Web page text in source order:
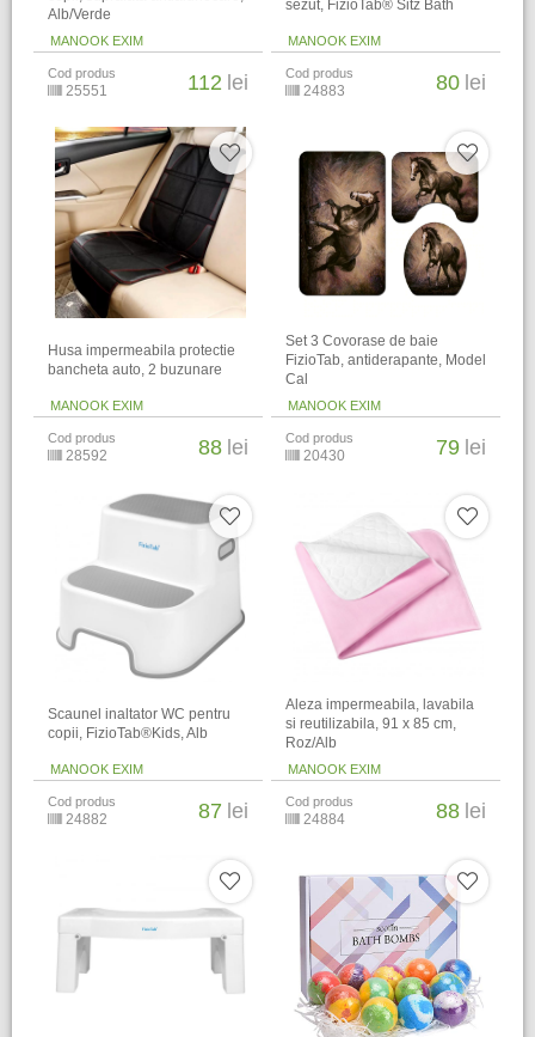
Alb/Verde
MANOOK EXIM
Cod produs
25551 112 lei
sezut, FizioTab® Sitz Bath
MANOOK EXIM
Cod produs
24883 80 lei
Husa impermeabila protectie
bancheta auto, 2 buzunare
MANOOK EXIM
Cod produs
28592 88 lei
Set 3 Covorase de baie
FizioTab, antiderapante, Model
Cal
MANOOK EXIM
Cod produs
20430 79 lei
Scaunel inaltator WC pentru
copii, FizioTab®Kids, Alb
MANOOK EXIM
Cod produs
24882 87 lei
Aleza impermeabila, lavabila
si reutilizabila, 91 x 85 cm,
Roz/Alb
MANOOK EXIM
Cod produs
24884 88 lei